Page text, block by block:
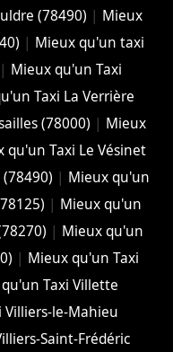
(78490) | Mieux
| Mieux qu'un taxi
| Mieux qu'un Taxi
Taxi La Verrière
(78000) | Mieux
qu'un Taxi Le Vésinet
| Mieux qu'un
| Mieux qu'un
| Mieux qu'un
| Mieux qu'un Taxi
Taxi Villette
le-Mahieu
Saint-Frédéric